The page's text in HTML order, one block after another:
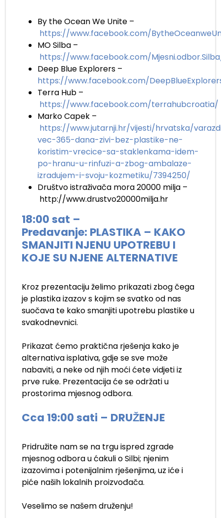
By the Ocean We Unite –
https://www.facebook.com/
MO Silba –
https://www.facebook.com/
Deep Blue Explorers –
https://www.facebook.com/
Terra Hub –
https://www.facebook.com/terrahubcroatia/
Marko Capek –
https://www.jutarnji.hr/vijesti/hrvatska/
vec-365-dana-zivi-bez-plastike-ne-
koristim-vrecice-sa-staklenkama-idem-
po-hranu-u-rinfuzi-a-zbog-ambalaze-
izradujem-i-svoju-kozmetiku/7394250/
Društvo istraživača mora 20000 milja –
http://www.drustvo20000milja.hr
18:00 sat –
Predavanje: PLASTIKA – KAKO
SMANJITI NJENU UPOTREBU I
KOJE SU NJENE ALTERNATIVE
Kroz prezentaciju želimo prikazati zbog čega
je plastika izazov s kojim se svatko od nas
suočava te kako smanjiti upotrebu plastike u
svakodnevnici.
Prikazat ćemo praktična rješenja kako je
alternativa isplativa, gdje se sve može
nabaviti, a neke od njih moći ćete vidjeti iz
prve ruke. Prezentacija će se održati u
prostorima mjesnog odbora.
Cca 19:00 sati – DRUŽENJE
Pridružite nam se na trgu ispred zgrade
mjesnog odbora u ćakuli o Silbi; njenim
izazovima i potenijalnim rješenjima, uz iće i
piće naših lokalnih proizvođača.
Veselimo se našem druženju!